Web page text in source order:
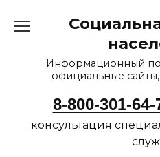
Информационный
официальные
8-800-301-64-
консультация